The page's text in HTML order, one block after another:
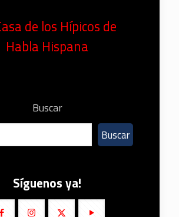
de los Hípicos de
Habla Hispana
Buscar
Buscar
Síguenos ya!